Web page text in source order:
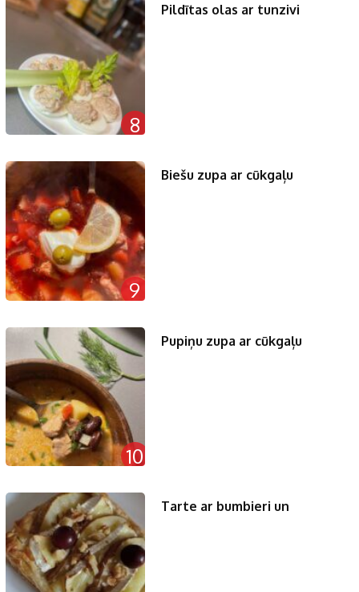
8
Pildītas olas ar tunzivi
9
Biešu zupa ar cūkgaļu
10
Pupiņu zupa ar cūkgaļu
Tarte ar bumbieri un